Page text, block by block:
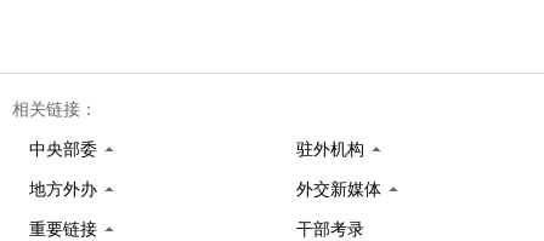
相关链接：
中央部委 驻外机构
地方外办 外交新媒体
重要链接 干部考录